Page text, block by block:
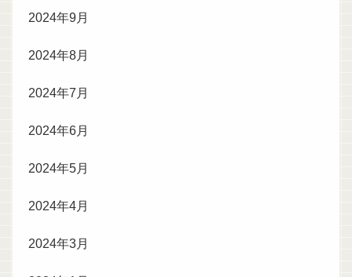
2024年9月
2024年8月
2024年7月
2024年6月
2024年5月
2024年4月
2024年3月